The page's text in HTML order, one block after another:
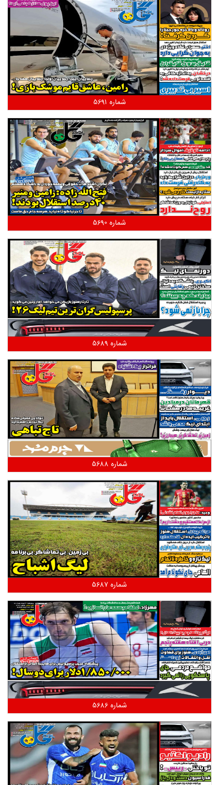
شماره 5691
شماره 5690
شماره 5689
شماره 5688
شماره 5687
شماره 5686